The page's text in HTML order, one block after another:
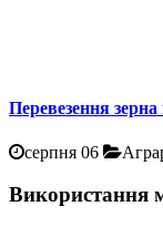
Перевезення
серпня 06
Використання